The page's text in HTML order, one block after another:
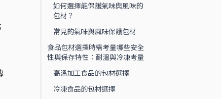
如何選擇能保護氣味與風味的
包材？
常見的氣味與風味保護包材
食品包材選擇時需考量哪些安全
性與保存特性：耐溫與冷凍考量
高溫加工食品的包材選擇
冷凍食品的包材選擇